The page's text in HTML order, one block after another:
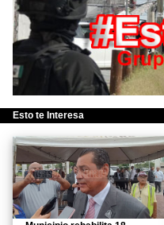
Esto te Interesa